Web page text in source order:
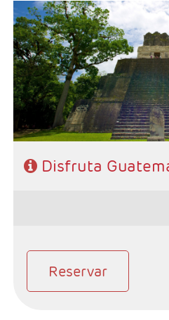
- Salidas: Martes
- Ruta: 3 noches Antigua
Panajachel (Lago Atitlan), 1
Guatemala y 2 noches Flores.
- Categoría hotelera: 3*, 4* y 5*
- Régimen: 7 desayunos y 1
Disfruta
Reservar